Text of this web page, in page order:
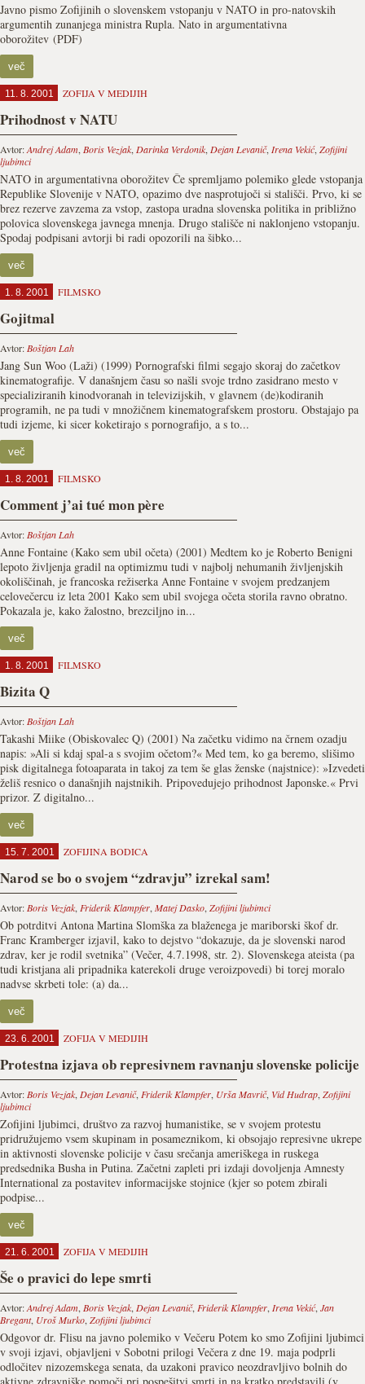
Javno pismo Zofijinih o slovenskem vstopanju v NATO in pro-natovskih
argumentih zunanjega ministra Rupla. Nato in argumentativna
oborožitev (PDF)
več
11. 8. 2001 ZOFIJA V MEDIJIH
Prihodnost v NATU
Avtor:Andrej Adam, Boris Vezjak, Darinka Verdonik, Dejan Levanič, Irena Vekić, Zofijini
ljubimci
NATO in argumentativna oborožitev Če spremljamo polemiko glede vstopanja
Republike Slovenije v NATO, opazimo dve nasprotujoči si stališči. Prvo, ki se
brez rezerve zavzema za vstop, zastopa uradna slovenska politika in približno
polovica slovenskega javnega mnenja. Drugo stališče ni naklonjeno vstopanju.
Spodaj podpisani avtorji bi radi opozorili na šibko...
več
1. 8. 2001 FILMSKO
Gojitmal
Avtor: Boštjan Lah
Jang Sun Woo (Laži) (1999) Pornografski filmi segajo skoraj do začetkov
kinematografije. V današnjem času so našli svoje trdno zasidrano mesto v
specializiranih kinodvoranah in televizijskih, v glavnem (de)kodiranih
programih, ne pa tudi v množičnem kinematografskem prostoru. Obstajajo pa
tudi izjeme, ki sicer koketirajo s pornografijo, a s to...
več
1. 8. 2001 FILMSKO
Comment j’ai tué mon père
Avtor: Boštjan Lah
Anne Fontaine (Kako sem ubil očeta) (2001) Medtem ko je Roberto Benigni
lepoto življenja gradil na optimizmu tudi v najbolj nehumanih življenjskih
okoliščinah, je francoska režiserka Anne Fontaine v svojem predzanjem
celovečercu iz leta 2001 Kako sem ubil svojega očeta storila ravno obratno.
Pokazala je, kako žalostno, brezciljno in...
več
1. 8. 2001 FILMSKO
Bizita Q
Avtor: Boštjan Lah
Takashi Miike (Obiskovalec Q) (2001) Na začetku vidimo na črnem ozadju
napis: »Ali si kdaj spal-a s svojim očetom?« Med tem, ko ga beremo, slišimo
pisk digitalnega fotoaparata in takoj za tem še glas ženske (najstnice): »Izvedeti
želiš resnico o današnjih najstnikih. Pripovedujejo prihodnost Japonske.« Prvi
prizor. Z digitalno...
več
15. 7. 2001 ZOFIJINA BODICA
Narod se bo o svojem “zdravju” izrekal sam!
Avtor: Boris Vezjak, Friderik Klampfer, Matej Dasko, Zofijini ljubimci
Ob potrditvi Antona Martina Slomška za blaženega je mariborski škof dr.
Franc Kramberger izjavil, kako to dejstvo “dokazuje, da je slovenski narod
zdrav, ker je rodil svetnika” (Večer, 4.7.1998, str. 2). Slovenskega ateista (pa
tudi kristjana ali pripadnika katerekoli druge veroizpovedi) bi torej moralo
nadvse skrbeti tole: (a) da...
več
23. 6. 2001 ZOFIJA V MEDIJIH
Protestna izjava ob represivnem ravnanju slovenske policije
Avtor: Boris Vezjak, Dejan Levanič, Friderik Klampfer, Urša Mavrič, Vid Hudrap, Zofijini
ljubimci
Zofijini ljubimci, društvo za razvoj humanistike, se v svojem protestu
pridružujemo vsem skupinam in posameznikom, ki obsojajo represivne ukrepe
in aktivnosti slovenske policije v času srečanja ameriškega in ruskega
predsednika Busha in Putina. Začetni zapleti pri izdaji dovoljenja Amnesty
International za postavitev informacijske stojnice (kjer so potem zbirali
podpise...
več
21. 6. 2001 ZOFIJA V MEDIJIH
Še o pravici do lepe smrti
Avtor:Andrej Adam, Boris Vezjak, Dejan Levanič, Friderik Klampfer, Irena Vekić, Jan
Bregant, Uroš Murko, Zofijini ljubimci
Odgovor dr. Flisu na javno polemiko v Večeru Potem ko smo Zofijini ljubimci
v svoji izjavi, objavljeni v Sobotni prilogi Večera z dne 19. maja podprli
odločitev nizozemskega senata, da uzakoni pravico neozdravljivo bolnih do